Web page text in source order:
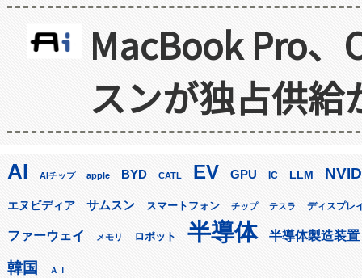
MacBook Pro
スンが独占供給
AI AIチップ apple BYD CATL EV GPU IC LLM
エヌビディア サムスン スマートフォン チップ テスラ ディスプレ
ファーウェイ メモリ ロボット 半導体 半導体製造装置
韓国 ＡＩ